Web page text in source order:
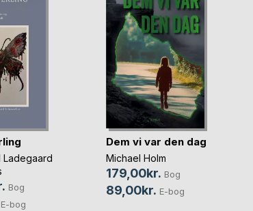
Ladegaard
Bog
E-bog
Dem vi var den dag
Michael Holm
179,00kr. Bog
89,00kr. E-bog